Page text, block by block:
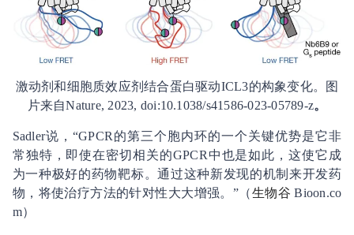
激动剂和细胞质效应剂结合蛋白驱动ICL3的构象变化。图
片来自Nature, 2023, doi:10.1038/s41586-023-05789-z。
Sadler说，“GPCR的第三个胞内环的一个关键优势是它非
常独特，即使在密切相关的GPCR中也是如此，这使它成
为一种极好的药物靶标。通过这种新发现的机制来开发药
物，将使治疗方法的针对性大大增强。”（生物谷 Bioon.co
m）